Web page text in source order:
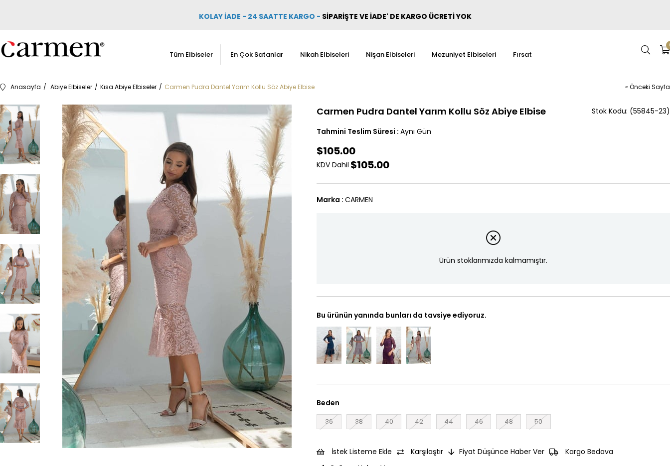
KOLAY İADE - 24 SAATTE KARGO - SİPARİŞTE VE İADE' DE KARGO ÜCRETİ YOK
Tüm Elbiseler En Çok Satanlar Nikah Elbiseleri Nişan Elbiseleri Mezuniyet Elbiseleri Fırsat
Anasayfa Abiye Elbiseler Kısa Abiye Elbiseler Carmen Pudra Dantel Yarım Kollu Söz Abiye Elbise « Önceki Sayfa
Carmen Pudra Dantel Yarım Kollu Söz Abiye Elbise (55845-23)
Tahmini Teslim Süresi : Aynı Gün
$105.00
KDV Dahil $105.00
Marka : CARMEN
Ürün stoklarımızda kalmamıştır.
Bu ürünün yanında bunları da tavsiye ediyoruz.
Beden
36 38 40 42 44 46 48 50
İstek Listeme Ekle Karşılaştır Fiyat Düşünce Haber Ver
Kargo Bedava